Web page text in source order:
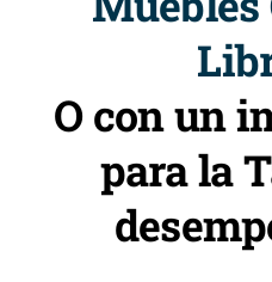
O con un
para la